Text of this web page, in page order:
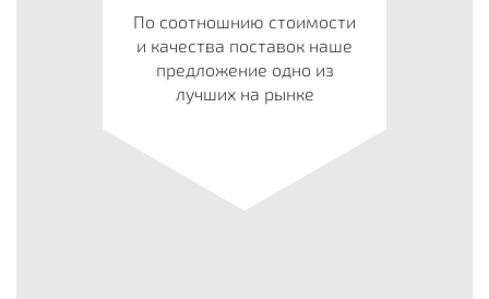
По соотношнию стоимости
и качества поставок наше
предложение одно из
лучших на рынке